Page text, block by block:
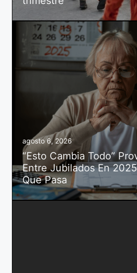
agosto 6, 2026
“Esto Cambia Todo”
Entre Jubilados En
Que Pasa